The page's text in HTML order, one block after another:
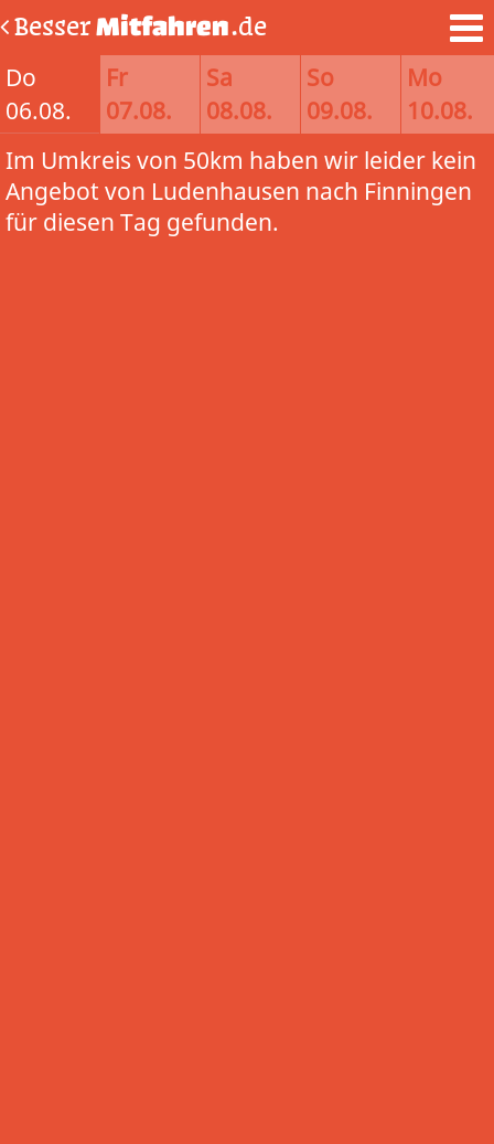
BesserMitfahren.de
Do
06.08.
Fr
07.08.
Sa
08.08.
So
09.08.
Mo
10.08.
Im Umkreis von 50km haben wir leider kein
Angebot von Ludenhausen nach Finningen
für diesen Tag gefunden.